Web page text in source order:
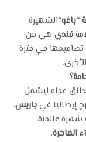
“باغو“الشهيرة
فندي هي من
في فترة
عمله ليشمل
إيطاليا فيباريس،
شهرة عالمية،
الفاخرة.